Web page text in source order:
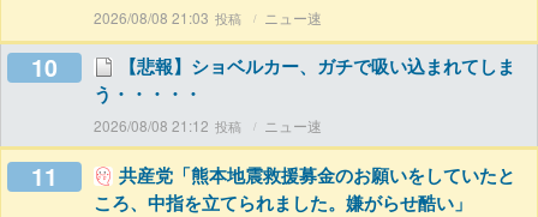
2026/08/08 21:03 ニュー速
10
【悲報】ショベルカー、ガチで吸い込まれてしま
う・・・・・
2026/08/08 21:12 ニュー速
11
共産党「熊本地震救援募金のお願いをしていたと
ころ、中指を立てられました。嫌がらせ酷い」